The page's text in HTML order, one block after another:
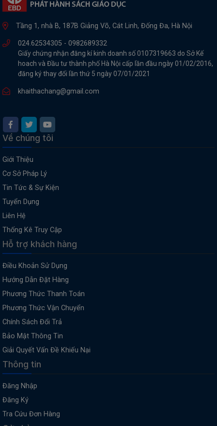
Tầng 1, nhà B, 187B Giảng Võ, Cát Linh, Đống Đa, Hà Nội
024.62534305 - 0982689332
Giấy chứng nhận đăng kí kinh doanh số 0107319663 do Sở Kế
hoach và Đầu tư thành phố Hà Nội cấp lần đầu ngày 01/02/2016,
đăng ký thay đổi lần thứ 5 ngày 07/01/2021
khaithachang@gmail.com
Về chúng tôi
Giới Thiệu
Cơ Sở Pháp Lý
Tin Tức & Sự Kiện
Tuyển Dụng
Liên Hệ
Thống Kê Truy Cập
Hỗ trợ khách hàng
Điều Khoản Sử Dụng
Hướng Dẫn Đặt Hàng
Phương Thức Thanh Toán
Phương Thức Vận Chuyển
Chính Sách Đổi Trả
Bảo Mật Thông Tin
Giải Quyết Vấn Đề Khiếu Nại
Thông tin
Đăng Nhập
Đăng Ký
Tra Cứu Đơn Hàng